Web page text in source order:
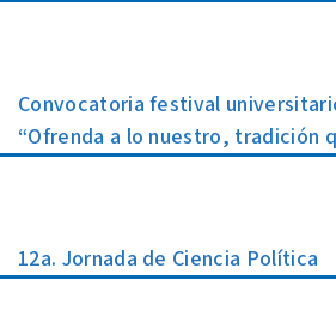
Convocatoria festival
“Ofrenda a lo nuestro, tradición
12a. Jornada de Ciencia Política